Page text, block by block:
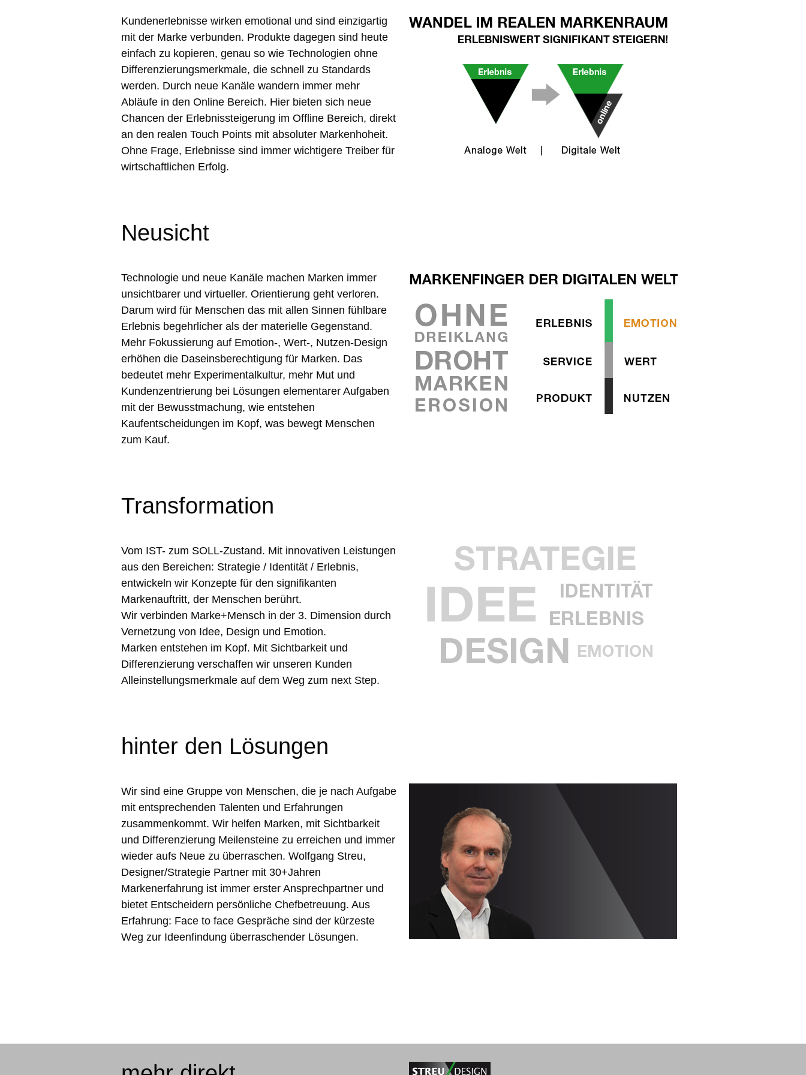
Kundenerlebnisse wirken emotional und sind einzigartig
mit der Marke verbunden. Produkte dagegen sind heute
einfach zu kopieren, genau so wie Technologien ohne
Differenzierungsmerkmale, die schnell zu Standards
werden. Durch neue Kanäle wandern immer mehr
Abläufe in den Online Bereich. Hier bieten sich neue
Chancen der Erlebnissteigerung im Offline Bereich, direkt
an den realen Touch Points mit absoluter Markenhoheit.
Ohne Frage, Erlebnisse sind immer wichtigere Treiber für
wirtschaftlichen Erfolg.
Neusicht
Technologie und neue Kanäle machen Marken immer
unsichtbarer und virtueller. Orientierung geht verloren.
Darum wird für Menschen das mit allen Sinnen fühlbare
Erlebnis begehrlicher als der materielle Gegenstand.
Mehr Fokussierung auf Emotion-, Wert-, Nutzen-Design
erhöhen die Daseinsberechtigung für Marken. Das
bedeutet mehr Experimentalkultur, mehr Mut und
Kundenzentrierung bei Lösungen elementarer Aufgaben
mit der Bewusstmachung, wie entstehen
Kaufentscheidungen im Kopf, was bewegt Menschen
zum Kauf.
Transformation
Vom IST- zum SOLL-Zustand. Mit innovativen Leistungen
aus den Bereichen: Strategie / Identität / Erlebnis,
entwickeln wir Konzepte für den signifikanten
Markenauftritt, der Menschen berührt.
Wir verbinden Marke+Mensch in der 3. Dimension durch
Vernetzung von Idee, Design und Emotion.
Marken entstehen im Kopf. Mit Sichtbarkeit und
Differenzierung verschaffen wir unseren Kunden
Alleinstellungsmerkmale auf dem Weg zum next Step.
hinter den Lösungen
Wir sind eine Gruppe von Menschen, die je nach Aufgabe
mit entsprechenden Talenten und Erfahrungen
zusammenkommt. Wir helfen Marken, mit Sichtbarkeit
und Differenzierung Meilensteine zu erreichen und immer
wieder aufs Neue zu überraschen. Wolfgang Streu,
Designer/Strategie Partner mit 30+Jahren
Markenerfahrung ist immer erster Ansprechpartner und
bietet Entscheidern persönliche Chefbetreuung. Aus
Erfahrung: Face to face Gespräche sind der kürzeste
Weg zur Ideenfindung überraschender Lösungen.